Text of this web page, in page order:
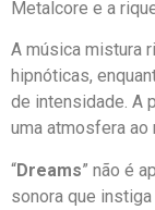
Metalcore e a
A música mistura
hipnóticas,
de intensidade. A
uma atmosfera
“Dreams” não é
sonora que